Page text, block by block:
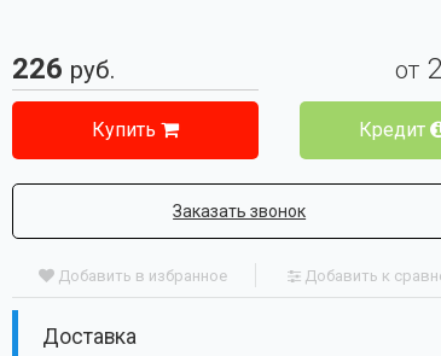
226 руб. от
Купить Кредит
Заказать звонок
Добавить в избранное Добавить к
Доставка